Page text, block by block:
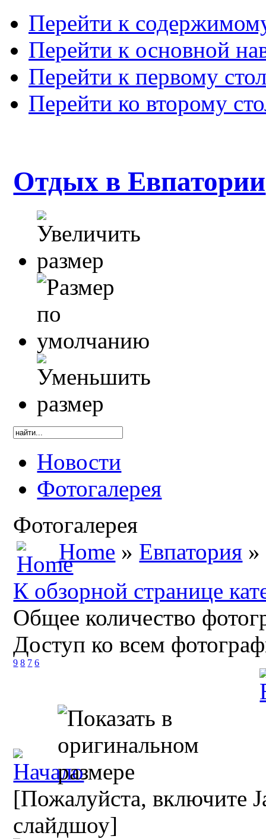
Перейти к
Перейти к основной
Перейти к первому
Перейти ко второму
Отдых в Евпатории
Новости
Фотогалерея
Фотогалерея
Home » Евпатория »
К обзорной странице
Общее количество
Доступ ко всем
9 8 7 6
[Пожалуйста, включите
слайдшоу]